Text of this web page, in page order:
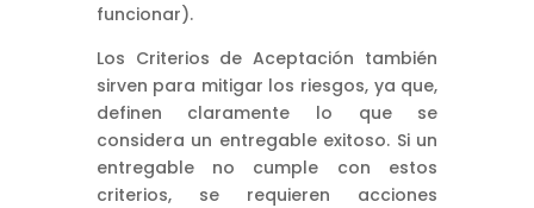
funcionar).
Los Criterios de Aceptación también
sirven para mitigar los riesgos, ya que,
definen claramente lo que se
considera un entregable exitoso. Si un
entregable no cumple con estos
criterios, se requieren acciones